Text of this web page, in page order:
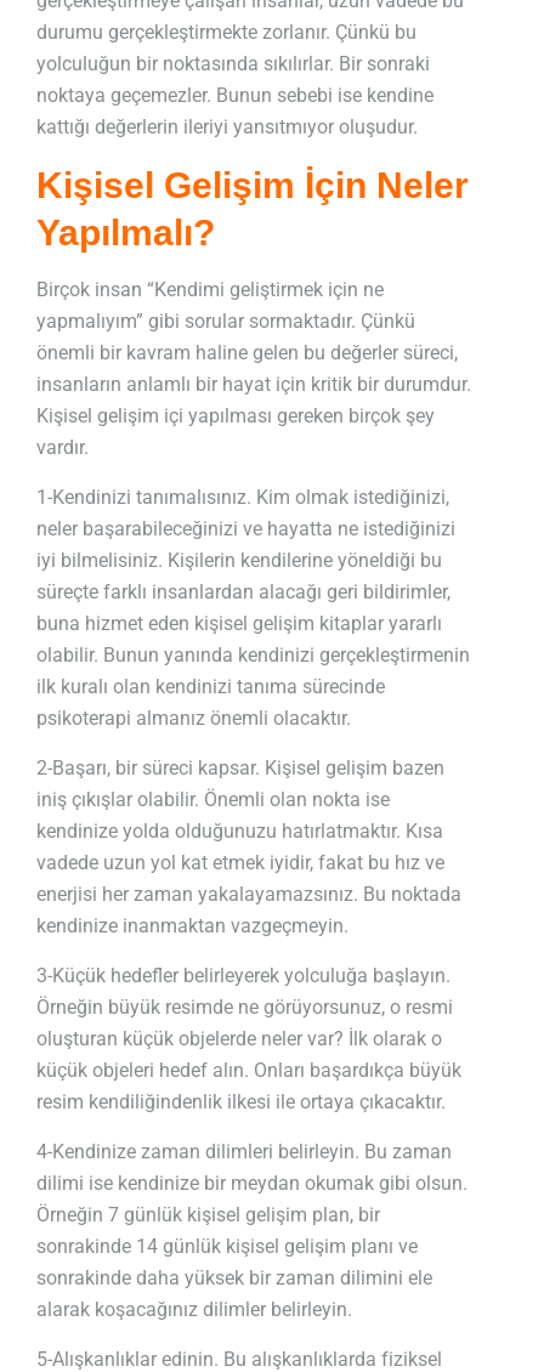
durumu gerçekleştirmekte zorlanır. Çünkü bu
yolculuğun bir noktasında sıkılırlar. Bir sonraki
noktaya geçemezler. Bunun sebebi ise kendine
kattığı değerlerin ileriyi yansıtmıyor oluşudur.
Kişisel Gelişim İçin Neler
Yapılmalı?
Birçok insan “Kendimi geliştirmek için ne
yapmalıyım” gibi sorular sormaktadır. Çünkü
önemli bir kavram haline gelen bu değerler süreci,
insanların anlamlı bir hayat için kritik bir durumdur.
Kişisel gelişim içi yapılması gereken birçok şey
vardır.
1-Kendinizi tanımalısınız. Kim olmak istediğinizi,
neler başarabileceğinizi ve hayatta ne istediğinizi
iyi bilmelisiniz. Kişilerin kendilerine yöneldiği bu
süreçte farklı insanlardan alacağı geri bildirimler,
buna hizmet eden kişisel gelişim kitaplar yararlı
olabilir. Bunun yanında kendinizi gerçekleştirmenin
ilk kuralı olan kendinizi tanıma sürecinde
psikoterapi almanız önemli olacaktır.
2-Başarı, bir süreci kapsar. Kişisel gelişim bazen
iniş çıkışlar olabilir. Önemli olan nokta ise
kendinize yolda olduğunuzu hatırlatmaktır. Kısa
vadede uzun yol kat etmek iyidir, fakat bu hız ve
enerjisi her zaman yakalayamazsınız. Bu noktada
kendinize inanmaktan vazgeçmeyin.
3-Küçük hedefler belirleyerek yolculuğa başlayın.
Örneğin büyük resimde ne görüyorsunuz, o resmi
oluşturan küçük objelerde neler var? İlk olarak o
küçük objeleri hedef alın. Onları başardıkça büyük
resim kendiliğindenlik ilkesi ile ortaya çıkacaktır.
4-Kendinize zaman dilimleri belirleyin. Bu zaman
dilimi ise kendinize bir meydan okumak gibi olsun.
Örneğin 7 günlük kişisel gelişim plan, bir
sonrakinde 14 günlük kişisel gelişim planı ve
sonrakinde daha yüksek bir zaman dilimini ele
alarak koşacağınız dilimler belirleyin.
5-Alışkanlıklar edinin. Bu alışkanlıklarda fiziksel